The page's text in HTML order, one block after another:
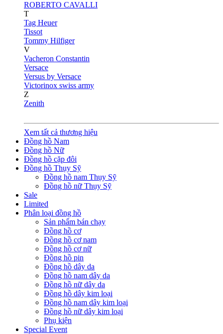
ROBERTO CAVALLI
T
Tag Heuer
Tissot
Tommy Hilfiger
V
Vacheron Constantin
Versace
Versus by Versace
Victorinox swiss army
Z
Zenith
Xem tất cả thương hiệu
Đồng hồ Nam
Đồng hồ Nữ
Đồng hồ cặp đôi
Đồng hồ Thụy Sỹ
Đồng hồ nam Thụy Sỹ
Đồng hồ nữ Thụy Sỹ
Sale
Limited
Phân loại đồng hồ
Sản phẩm bán chạy
Đồng hồ cơ
Đồng hồ cơ nam
Đồng hồ cơ nữ
Đồng hồ pin
Đồng hồ dây da
Đồng hồ nam dây da
Đồng hồ nữ dây da
Đồng hồ dây kim loại
Đồng hồ nam dây kim loại
Đồng hồ nữ dây kim loại
Phụ kiện
Special Event